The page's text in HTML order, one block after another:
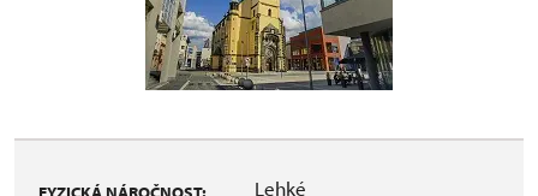
Lehké